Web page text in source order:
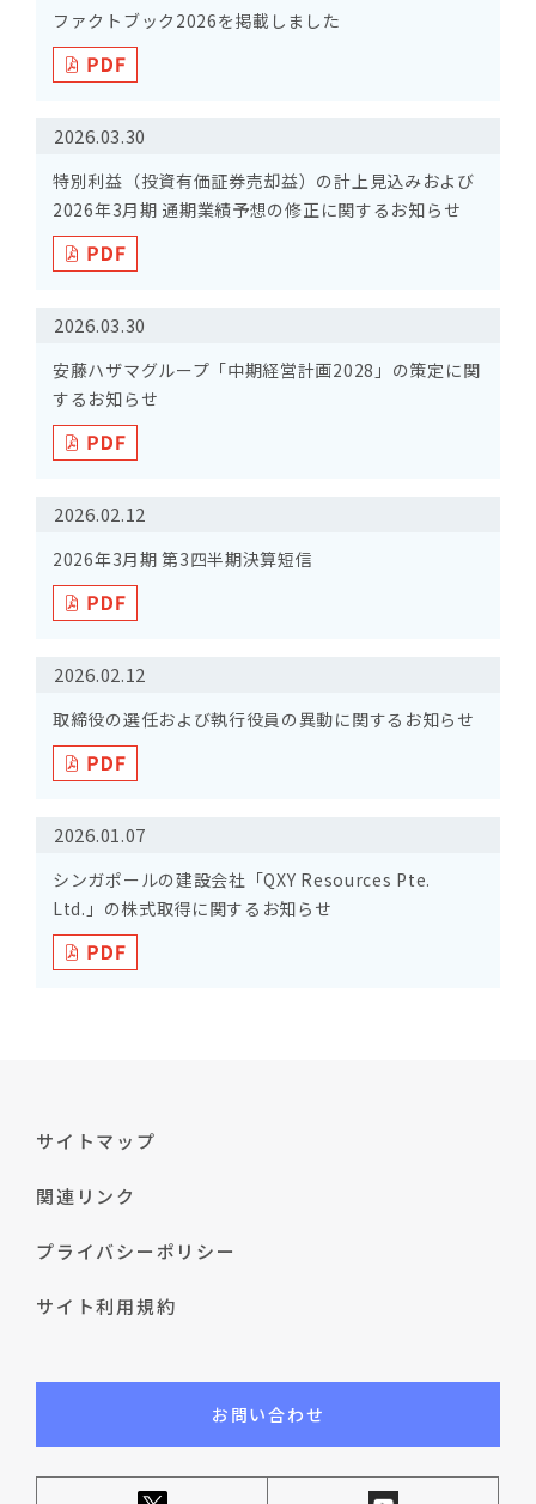
ファクトブック2026を掲載しました
2026.03.30
特別利益（投資有価証券売却益）の計上見込みおよび
2026年3月期 通期業績予想の修正に関するお知らせ
2026.03.30
安藤ハザマグループ「中期経営計画2028」の策定に関
するお知らせ
2026.02.12
2026年3月期 第3四半期決算短信
2026.02.12
取締役の選任および執行役員の異動に関するお知らせ
2026.01.07
シンガポールの建設会社「QXY Resources Pte.
Ltd.」の株式取得に関するお知らせ
サイトマップ
関連リンク
プライバシーポリシー
サイト利用規約
お問い合わせ